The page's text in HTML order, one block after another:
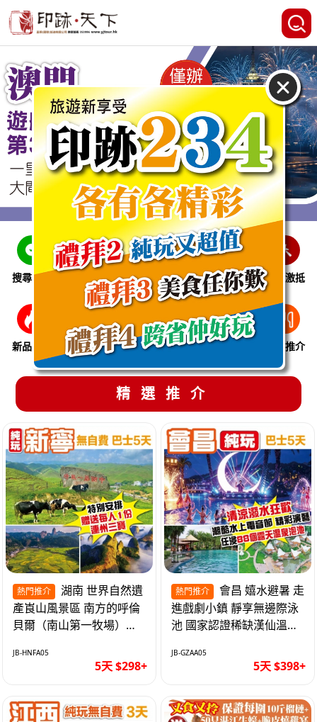
搜尋線路 跨省巴士 即時特惠 休閒娛樂 會員激抵
新品推介 季節限定 溫泉養生 買一送一 美食推介
精選推介
熱門推介
產崀山風景區 南方的呼倫
貝爾（南山第一牧場）夜
巴士5天
JB-HNFA05
5天 $298+
熱門推介
進戲劇小鎮 靜享無邊際泳
池 國家認證稀缺漢仙溫泉
天
JB-GZAA05
5天 $398+